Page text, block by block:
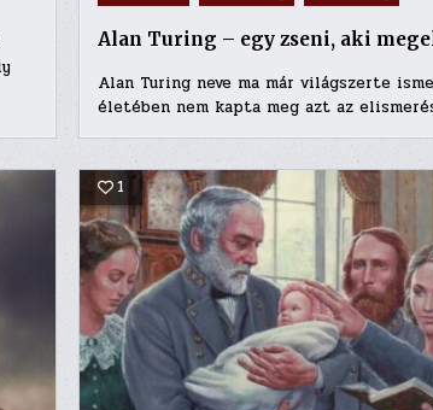
Alan Turing – egy zseni, aki
Alan Turing neve ma már világszerte
életében nem kapta meg azt az
1